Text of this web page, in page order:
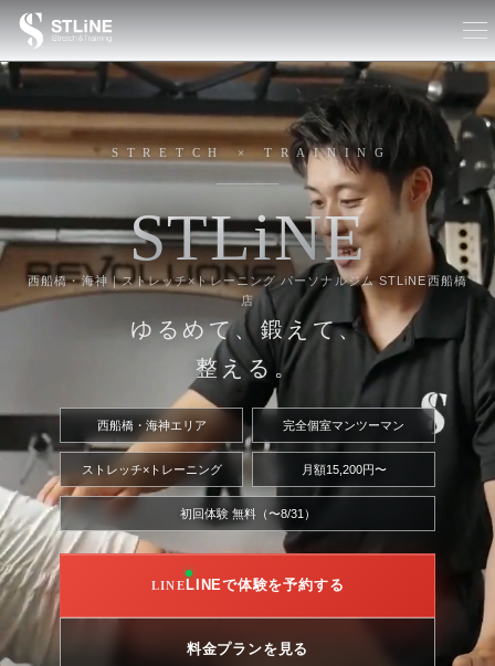
STRETCH × TRAINING
STLiNE
西船橋・海神｜ストレッチ×トレーニング パーソナルジム STLiNE西船橋
店
ゆるめて、鍛えて、
整える。
西船橋・海神エリア 完全個室マンツーマン
ストレッチ×トレーニング 月額15,200円〜
初回体験 無料（〜8/31）
LINEで体験を予約する
料金プランを見る